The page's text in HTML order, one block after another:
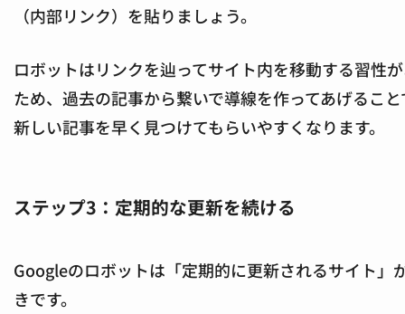
（内部リンク）を貼りましょう。
ロボットはリンクを辿ってサイト内を移動する習性
ため、過去の記事から繋いで導線を作ってあげること
新しい記事を早く見つけてもらいやすくなります。
ステップ3：定期的な更新を続ける
Googleのロボットは「定期的に更新されるサイト」
きです。